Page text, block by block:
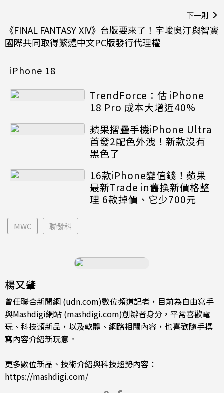
下一則
《FINAL FANTASY XIV》台版要來了！宇峻奧汀與智寶
國際共同取得繁體中文PC版發行代理權
iPhone 18
TrendForce：估 iPhone
18 Pro 成本大增近40%
蘋果摺疊手機iPhone Ultra
首發2配色外洩！新款沒有
黑色了
16款iPhone變值錢！蘋果
最新Trade in舊換新價格整
理 6款掉價、它少700元
MWC 聯發科
楊又肇
曾任聯合新聞網 (udn.com)數位頻道記者，目前為自由寫手
與Mashdigi網站 (mashdigi.com)創辦者身分，平常喜歡電
玩、科技類新品，以及軟體、網路相關內容，也喜歡隨手撰
寫內容介紹新玩意。
更多數位新品、技術介紹與科技趨勢內容：
https://mashdigi.com/